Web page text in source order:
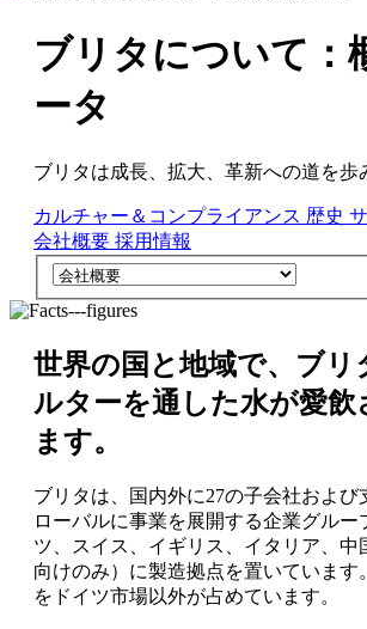
ブリタについて：
ータ
ブリタは成長、拡大、革新への道を歩
カルチャー＆コンプライアンス 歴史
会社概要 採用情報
世界の国と地域で、ブリ
ルターを通した水が愛飲
ます。
ブリタは、国内外に27の子会社および
ローバルに事業を展開する企業グルー
ツ、スイス、イギリス、イタリア、中
向けのみ）に製造拠点を置いています
をドイツ市場以外が占めています。